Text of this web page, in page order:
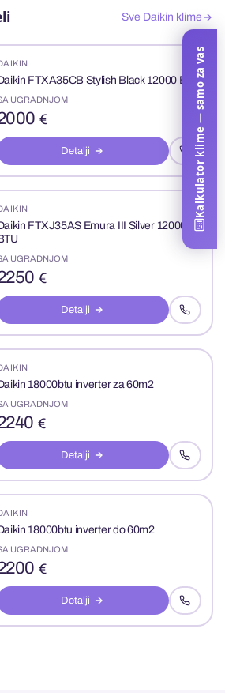
Kalkulator klime — samo za vas
Sve Daikin klime
FTXA35CB Stylish Black 12000 BTU
UGRADNJOM
€
Detalji
FTXJ35AS Emura III Silver 12000
UGRADNJOM
€
Detalji
18000btu inverter za 60m2
UGRADNJOM
€
Detalji
18000btu inverter do 60m2
UGRADNJOM
€
Detalji